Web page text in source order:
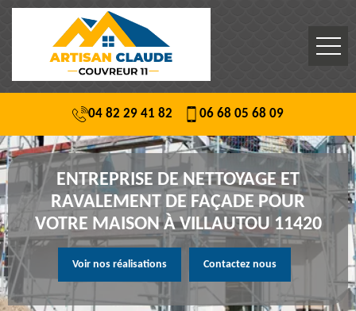
04 82 29 41 82 06 68 05 68 09
ENTREPRISE DE NETTOYAGE ET
RAVALEMENT DE FAÇADE POUR
VOTRE MAISON À VILLAUTOU 11420
Voir nos réalisations Contactez nous